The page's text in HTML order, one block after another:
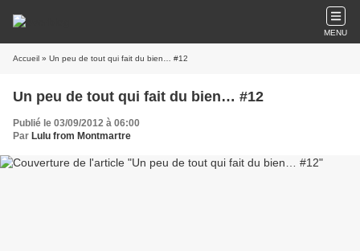
MENU
Accueil » Un peu de tout qui fait du bien… #12
Un peu de tout qui fait du bien… #12
Publié le 03/09/2012 à 06:00
Par Lulu from Montmartre